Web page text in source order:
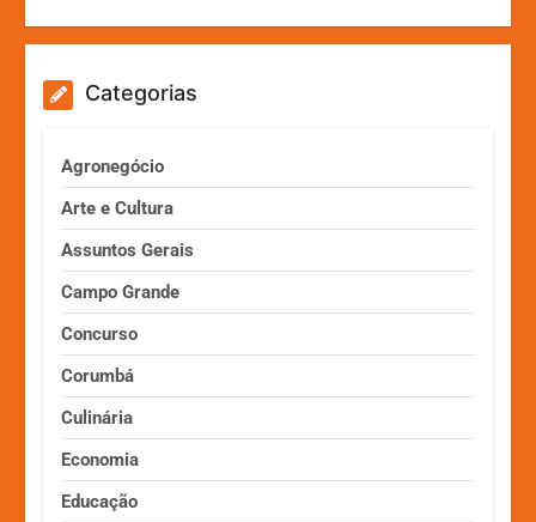
Categorias
Agronegócio
Arte e Cultura
Assuntos Gerais
Campo Grande
Concurso
Corumbá
Culinária
Economia
Educação